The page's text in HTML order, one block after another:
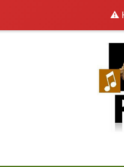
⚠️